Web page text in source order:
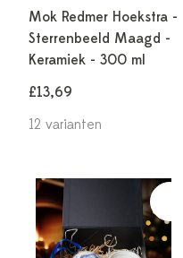
Mok Redmer Hoekstra -
Sterrenbeeld Maagd -
Keramiek - 300 ml
£13,69
12 varianten